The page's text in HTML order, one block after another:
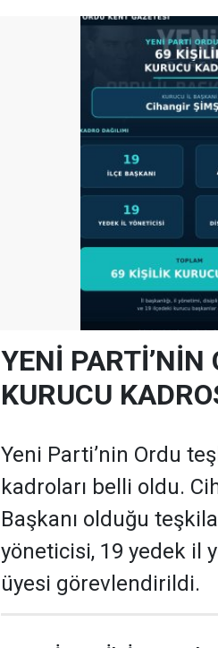
YENİ PARTİ’NİN
KURUCU
Yeni Parti’nin Ordu
kadroları belli oldu.
Başkanı olduğu
yöneticisi, 19 yedek il
üyesi görevlendirildi.